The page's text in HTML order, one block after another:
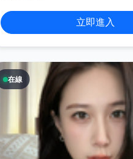
立即進入
在線